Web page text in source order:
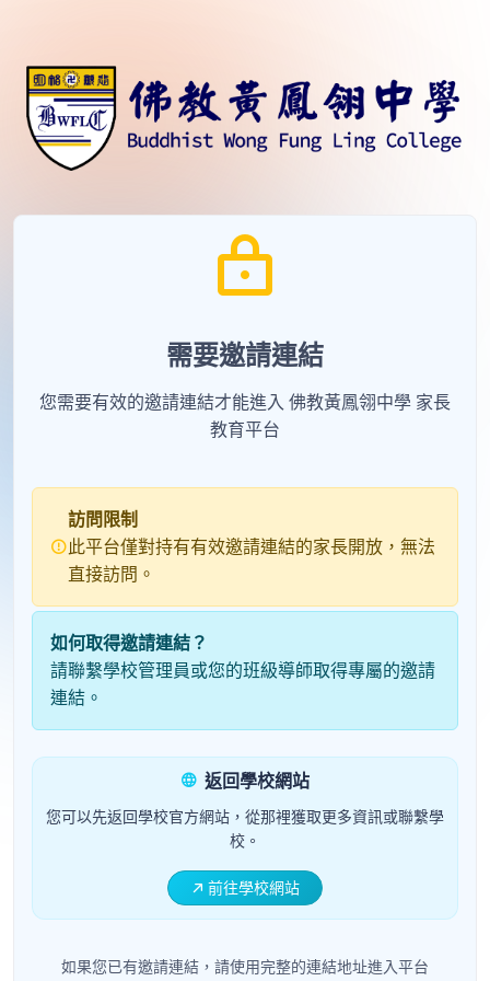
需要邀請連結
您需要有效的邀請連結才能進入 佛教黃鳳翎中學 家長
教育平台
訪問限制
此平台僅對持有有效邀請連結的家長開放，無法
直接訪問。
如何取得邀請連結？
請聯繫學校管理員或您的班級導師取得專屬的邀請
連結。
返回學校網站
您可以先返回學校官方網站，從那裡獲取更多資訊或聯繫學
校。
前往學校網站
如果您已有邀請連結，請使用完整的連結地址進入平台